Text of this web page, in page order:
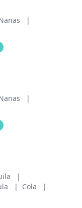
|
|
|
| Cola
|